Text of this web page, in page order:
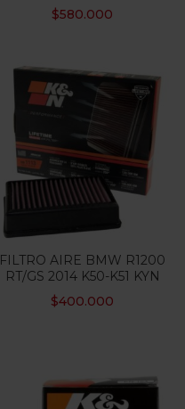
$580.000
FILTRO AIRE BMW R1200
RT/GS 2014 K50-K51 KYN
$400.000